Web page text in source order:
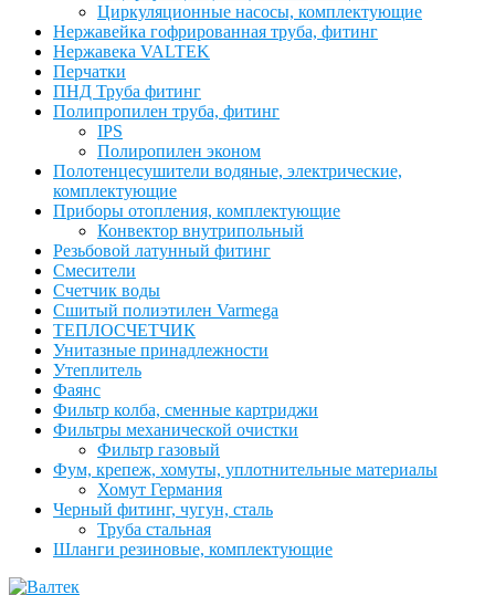
Циркуляционные насосы, комплектующие
Нержавейка гофрированная труба, фитинг
Нержавека VALTEK
Перчатки
ПНД Труба фитинг
Полипропилен труба, фитинг
IPS
Полиропилен эконом
Полотенцесушители водяные, электрические,
комплектующие
Приборы отопления, комплектующие
Конвектор внутрипольный
Резьбовой латунный фитинг
Смесители
Счетчик воды
Сшитый полиэтилен Varmega
ТЕПЛОСЧЕТЧИК
Унитазные принадлежности
Утеплитель
Фаянс
Фильтр колба, сменные картриджи
Фильтры механической очистки
Фильтр газовый
Фум, крепеж, хомуты, уплотнительные материалы
Хомут Германия
Черный фитинг, чугун, сталь
Труба стальная
Шланги резиновые, комплектующие